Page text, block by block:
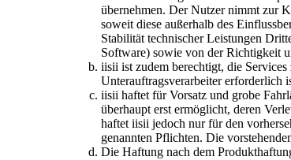
übernehmen. Der Nutzer nimmt zur
soweit diese außerhalb des
Stabilität technischer Leistungen
Software) sowie von der Richtigkeit
iisii ist zudem berechtigt, die
Unterauftragsverarbeiter erforderlich
iisii haftet für Vorsatz und grobe
überhaupt erst ermöglicht, deren
haftet iisii jedoch nur für den
genannten Pflichten. Die
Die Haftung nach dem